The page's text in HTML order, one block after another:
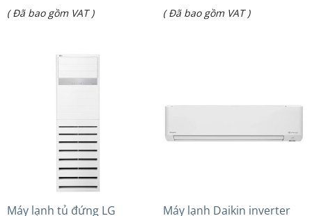
là:
Giá
( Đã bao gồm VAT )
là:
Giá
₫ 39.100.000.
( Đã bao gồm VAT )
Máy lạnh tủ đứng LG Máy lạnh Daikin inverter